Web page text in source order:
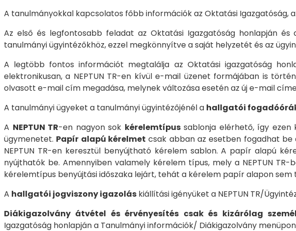
A tanulmányokkal kapcsolatos főbb információk az Oktatási Igazgatóság,
Az első és legfontosabb feladat az Oktatási Igazgatóság honlapján
tanulmányi ügyintézőkhöz, ezzel megkönnyítve a saját helyzetét és az
A legtöbb fontos információt megtalálja az Oktatási igazgatóság
elektronikusan, a NEPTUN TR-en kívül e-mail üzenet formájában is
olvasott e-mail cím megadása, melynek változása esetén az új e-mail
A tanulmányi ügyeket a tanulmányi ügyintézőjénél a hallgatói
A NEPTUN TR-en nagyon sok kérelemtípussablonja elérhető, így ezen
ügymenetet. Papír alapú kérelmet csak abban az esetben fogadhat be
NEPTUN TR-en keresztül benyújtható kérelem sablon. A papír alapú
nyújthatók be. Amennyiben valamely kérelem típus, mely a NEPTUN
kérelemtípus benyújtási időszaka lejárt, tehát a kérelem papír alapon sem
A hallgatói jogviszony igazolás kiállítási igényüket a NEPTUN TR/
Diákigazolvány átvétel és érvényesítés csak és kizárólag
Igazgatóság honlapján a Tanulmányi információk/ Diákigazolvány